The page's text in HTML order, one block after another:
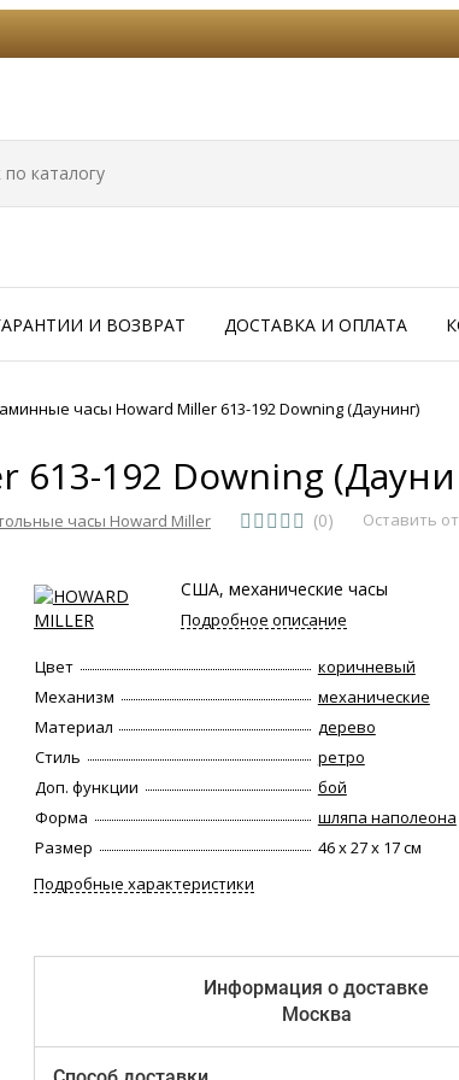
И ВОЗВРАТ ДОСТАВКА И ОПЛАТА
часы Howard Miller 613-192 Downing (Даунинг)
192 Downing
часы Howard Miller (0) Оставить
США, механические часы
Подробное описание
Цвет
коричневый
Механизм
механические
Материал
дерево
Стиль
ретро
Доп. функции
бой
Форма
шляпа наполеона
Размер
46 х 27 х 17 см
Подробные характеристики
Информация о доставке
Москва